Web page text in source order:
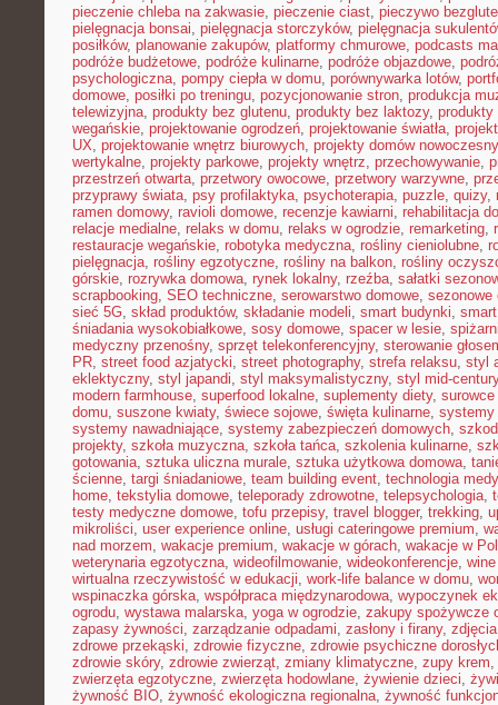
pieczenie chleba na zakwasie, pieczenie ciast, pieczywo
pielęgnacja bonsai, pielęgnacja storczyków, pielęgnacja
posiłków, planowanie zakupów, platformy chmurowe, podcasts
podróże budżetowe, podróże kulinarne, podróże objazdowe,
psychologiczna, pompy ciepła w domu, porównywarka lotów,
domowe, posiłki po treningu, pozycjonowanie stron, produkcja
telewizyjna, produkty bez glutenu, produkty bez laktozy, produkty
wegańskie, projektowanie ogrodzeń, projektowanie światła,
UX, projektowanie wnętrz biurowych, projekty domów
wertykalne, projekty parkowe, projekty wnętrz, przechowywanie,
przestrzeń otwarta, przetwory owocowe, przetwory warzywne,
przyprawy świata, psy profilaktyka, psychoterapia, puzzle, quizy,
ramen domowy, ravioli domowe, recenzje kawiarni, rehabilitacja
relacje medialne, relaks w domu, relaks w ogrodzie, remarketing,
restauracje wegańskie, robotyka medyczna, rośliny cieniolubne,
pielęgnacja, rośliny egzotyczne, rośliny na balkon, rośliny
górskie, rozrywka domowa, rynek lokalny, rzeźba, sałatki
scrapbooking, SEO techniczne, serowarstwo domowe, sezonowe
sieć 5G, skład produktów, składanie modeli, smart budynki,
śniadania wysokobiałkowe, sosy domowe, spacer w lesie,
medyczny przenośny, sprzęt telekonferencyjny, sterowanie
PR, street food azjatycki, street photography, strefa relaksu, styl
eklektyczny, styl japandi, styl maksymalistyczny, styl mid-century
modern farmhouse, superfood lokalne, suplementy diety,
domu, suszone kwiaty, świece sojowe, święta kulinarne, systemy
systemy nawadniające, systemy zabezpieczeń domowych,
projekty, szkoła muzyczna, szkoła tańca, szkolenia kulinarne,
gotowania, sztuka uliczna murale, sztuka użytkowa domowa,
ścienne, targi śniadaniowe, team building event, technologia
home, tekstylia domowe, teleporady zdrowotne, telepsychologia,
testy medyczne domowe, tofu przepisy, travel blogger, trekking,
mikroliści, user experience online, usługi cateringowe premium,
nad morzem, wakacje premium, wakacje w górach, wakacje w
weterynaria egzotyczna, wideofilmowanie, wideokonferencje,
wirtualna rzeczywistość w edukacji, work-life balance w domu,
wspinaczka górska, współpraca międzynarodowa, wypoczynek
ogrodu, wystawa malarska, yoga w ogrodzie, zakupy spożywcze
zapasy żywności, zarządzanie odpadami, zasłony i firany,
zdrowe przekąski, zdrowie fizyczne, zdrowie psychiczne
zdrowie skóry, zdrowie zwierząt, zmiany klimatyczne, zupy krem,
zwierzęta egzotyczne, zwierzęta hodowlane, żywienie dzieci,
żywność BIO, żywność ekologiczna regionalna, żywność